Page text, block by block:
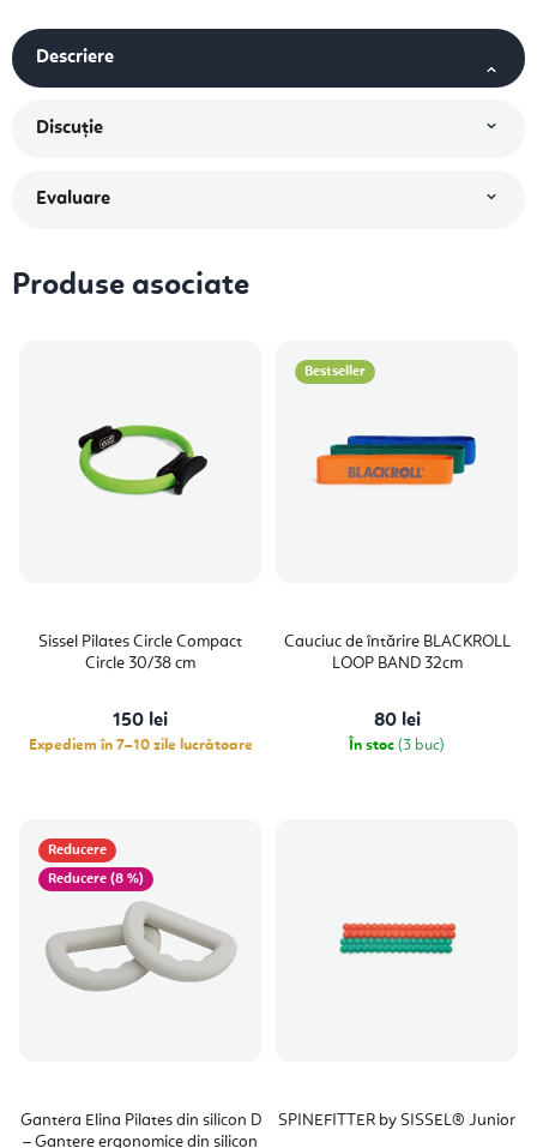
Descriere
Discuţie
Evaluare
Produse asociate
Sissel Pilates Circle Compact
Circle 30/38 cm
150 lei
Expediem în 7–10 zile lucrătoare
Bestseller
Cauciuc de întărire BLACKROLL
LOOP BAND 32cm
80 lei
În stoc (3 buc)
Reducere
(8 %)
Gantera Elina Pilates din silicon D
– Gantere ergonomice din silicon
SPINEFITTER by SISSEL® Junior